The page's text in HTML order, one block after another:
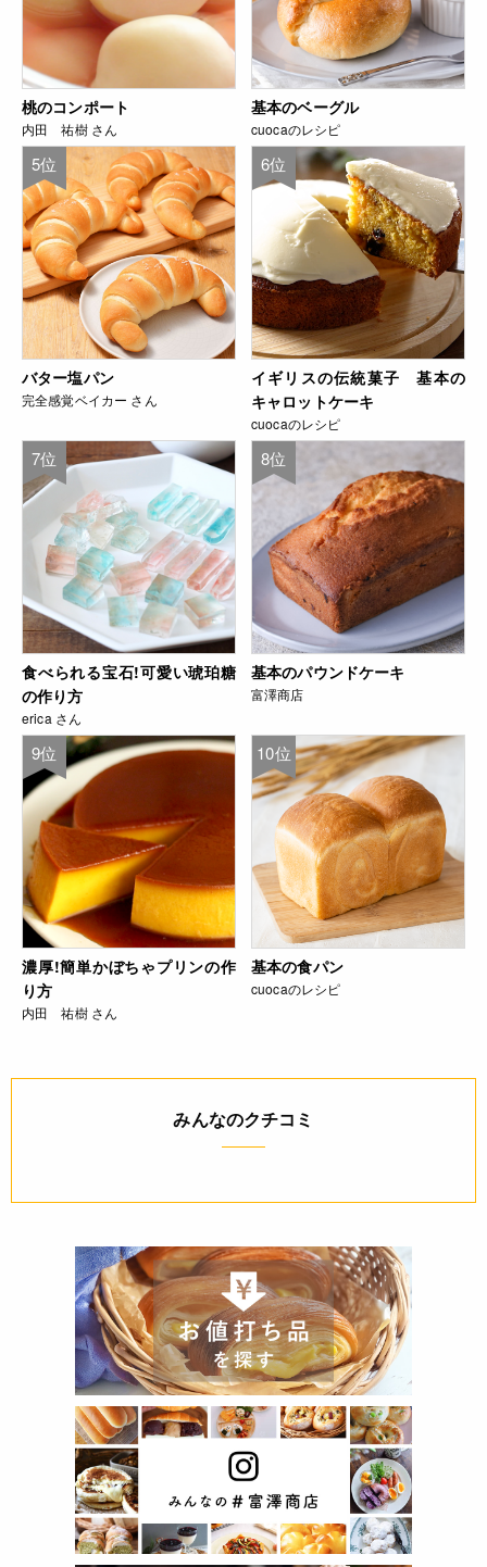
桃のコンポート
内田 祐樹 さん
基本のベーグル
cuocaのレシピ
5位
バター塩パン
完全感覚ベイカー さん
6位
イギリスの伝統菓子 基本の
キャロットケーキ
cuocaのレシピ
7位
食べられる宝石!可愛い琥珀糖
の作り方
erica さん
8位
基本のパウンドケーキ
富澤商店
9位
濃厚!簡単かぼちゃプリンの作
り方
内田 祐樹 さん
10位
基本の食パン
cuocaのレシピ
みんなのクチコミ